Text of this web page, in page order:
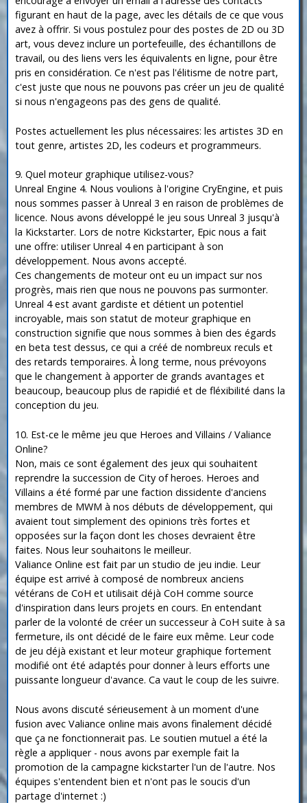
figurant en haut de la page, avec les détails de ce que vous
avez à offrir. Si vous postulez pour des postes de 2D ou 3D
art, vous devez inclure un portefeuille, des échantillons de
travail, ou des liens vers les équivalents en ligne, pour être
pris en considération. Ce n'est pas l'élitisme de notre part,
c'est juste que nous ne pouvons pas créer un jeu de qualité
si nous n'engageons pas des gens de qualité.
Postes actuellement les plus nécessaires: les artistes 3D en
tout genre, artistes 2D, les codeurs et programmeurs.
9. Quel moteur graphique utilisez-vous?
Unreal Engine 4. Nous voulions à l'origine CryEngine, et puis
nous sommes passer à Unreal 3 en raison de problèmes de
licence. Nous avons développé le jeu sous Unreal 3 jusqu'à
la Kickstarter. Lors de notre Kickstarter, Epic nous a fait
une offre: utiliser Unreal 4 en participant à son
développement. Nous avons accepté.
Ces changements de moteur ont eu un impact sur nos
progrès, mais rien que nous ne pouvons pas surmonter.
Unreal 4 est avant gardiste et détient un potentiel
incroyable, mais son statut de moteur graphique en
construction signifie que nous sommes à bien des égards
en beta test dessus, ce qui a créé de nombreux reculs et
des retards temporaires. À long terme, nous prévoyons
que le changement à apporter de grands avantages et
beaucoup, beaucoup plus de rapidié et de fléxibilité dans la
conception du jeu.
10. Est-ce le même jeu que Heroes and Villains / Valiance
Online?
Non, mais ce sont également des jeux qui souhaitent
reprendre la succession de City of heroes. Heroes and
Villains a été formé par une faction dissidente d'anciens
membres de MWM à nos débuts de développement, qui
avaient tout simplement des opinions très fortes et
opposées sur la façon dont les choses devraient être
faites. Nous leur souhaitons le meilleur.
Valiance Online est fait par un studio de jeu indie. Leur
équipe est arrivé à composé de nombreux anciens
vétérans de CoH et utilisait déjà CoH comme source
d'inspiration dans leurs projets en cours. En entendant
parler de la volonté de créer un successeur à CoH suite à sa
fermeture, ils ont décidé de le faire eux même. Leur code
de jeu déjà existant et leur moteur graphique fortement
modifié ont été adaptés pour donner à leurs efforts une
puissante longueur d'avance. Ca vaut le coup de les suivre.
Nous avons discuté sérieusement à un moment d'une
fusion avec Valiance online mais avons finalement décidé
que ça ne fonctionnerait pas. Le soutien mutuel a été la
règle a appliquer - nous avons par exemple fait la
promotion de la campagne kickstarter l'un de l'autre. Nos
équipes s'entendent bien et n'ont pas le soucis d'un
partage d'internet :)